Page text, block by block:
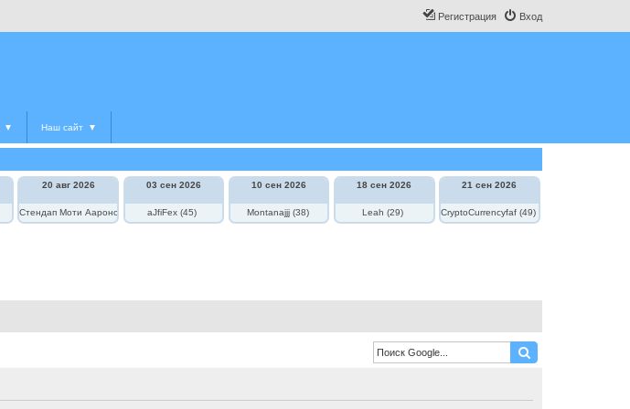
Вход
Регистрация
▼ Наш сайт ▼
20 авг 2026
Стендап Моти Аароновича
03 сен 2026
aJfiFex (45)
10 сен 2026
Montanajjj (38)
18 сен 2026
Leah (29)
21 сен 2026
CryptoCurrencyfaf (49)